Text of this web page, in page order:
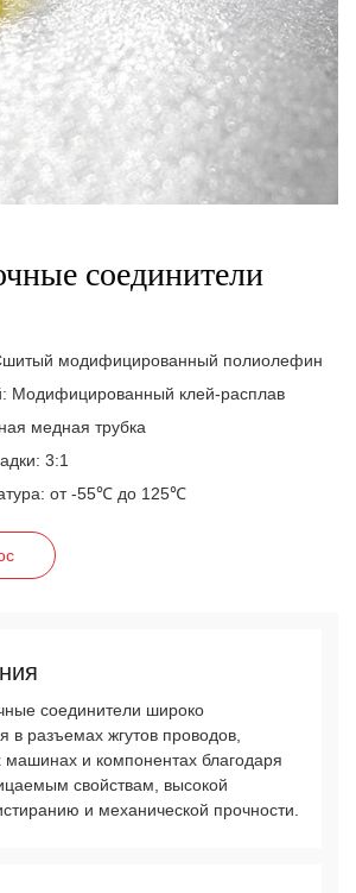
соединители
модифицированный полиолефин
Модифицированный клей-расплав
медная трубка
3:1
от -55℃ до 125℃
соединители широко
в разъемах жгутов проводов,
машинах и компонентах благодаря
свойствам, высокой
и механической прочности.